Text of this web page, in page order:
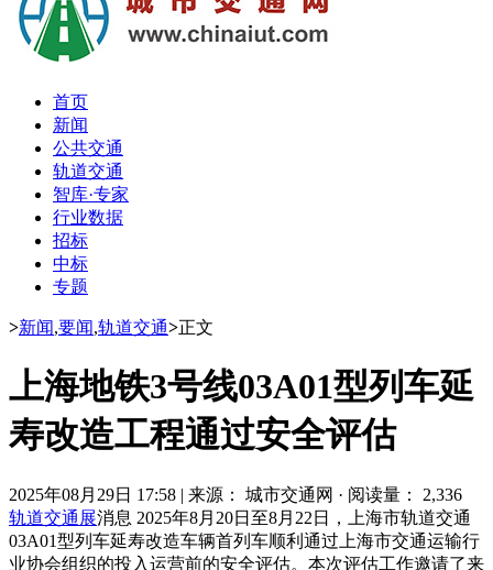
首页
新闻
公共交通
轨道交通
智库·专家
行业数据
招标
中标
专题
>新闻,要闻,轨道交通>正文
上海地铁3号线03A01型列车延
寿改造工程通过安全评估
2025年08月29日 17:58 | 来源： 城市交通网 · 阅读量： 2,336
轨道交通展消息 2025年8月20日至8月22日，上海市轨道交通
03A01型列车延寿改造车辆首列车顺利通过上海市交通运输行
业协会组织的投入运营前的安全评估。本次评估工作邀请了来